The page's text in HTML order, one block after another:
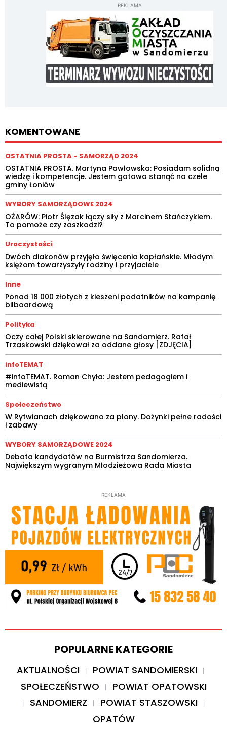
REKLAMA
KOMENTOWANE
OSTATNIA PROSTA - SAMORZĄD 2024
OSTATNIA PROSTA. Martyna Pawłowska: Posiadam solidną
wiedzę i kompetencje. Jestem gotowa stanąć na czele
gminy Łoniów
WYBORY SAMORZĄDOWE 2024
OŻARÓW: Piotr Ślęzak łączy siły z Marcinem Stańczykiem.
To pomoże czy zaszkodzi?
Uroczystości
Dwóch diakonów przyjęło święcenia kapłańskie. Młodym
księżom towarzyszyły rodziny i przyjaciele
Inne
Ponad 18 000 złotych z kieszeni podatników na kampanię
bilboardową
Polityka
Oczy całej Polski skierowane na Sandomierz. Rafał
Trzaskowski dziękował za oddane głosy [ZDJĘCIA]
infoTEMAT
#infoTEMAT. Roman Chyła: Jestem pedagogiem i
mediewistą
Społeczeństwo
W Rytwianach dziękowano za plony. Dożynki pełne radości
i zabawy
WYBORY SAMORZĄDOWE 2024
Debata kandydatów na Burmistrza Sandomierza.
Największym wygranym Młodzieżowa Rada Miasta
REKLAMA
POPULARNE KATEGORIE
AKTUALNOŚCI
POWIAT SANDOMIERSKI
SPOŁECZEŃSTWO
POWIAT OPATOWSKI
SANDOMIERZ
POWIAT STASZOWSKI
OPATÓW